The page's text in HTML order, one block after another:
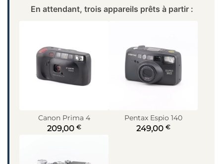
En attendant, trois appareils prêts à partir :
Canon Prima 4
209,00 €
Pentax Espio 140
249,00 €